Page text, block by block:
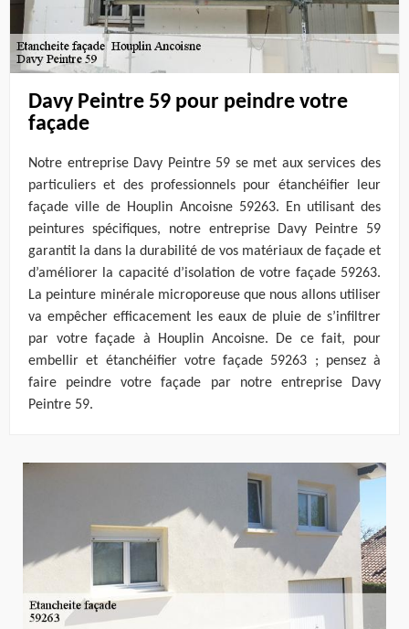
Davy Peintre 59 pour peindre votre
façade
Notre entreprise Davy Peintre 59 se met aux services des
particuliers et des professionnels pour étanchéifier leur
façade ville de Houplin Ancoisne 59263. En utilisant des
peintures spécifiques, notre entreprise Davy Peintre 59
garantit la dans la durabilité de vos matériaux de façade et
d’améliorer la capacité d’isolation de votre façade 59263.
La peinture minérale microporeuse que nous allons utiliser
va empêcher efficacement les eaux de pluie de s’infiltrer
par votre façade à Houplin Ancoisne. De ce fait, pour
embellir et étanchéifier votre façade 59263 ; pensez à
faire peindre votre façade par notre entreprise Davy
Peintre 59.